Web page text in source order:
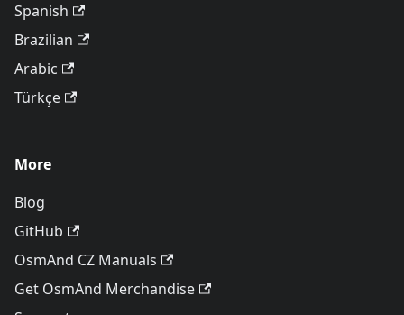
Spanish
Brazilian
Arabic
Türkçe
More
Blog
GitHub
OsmAnd CZ Manuals
Get OsmAnd Merchandise